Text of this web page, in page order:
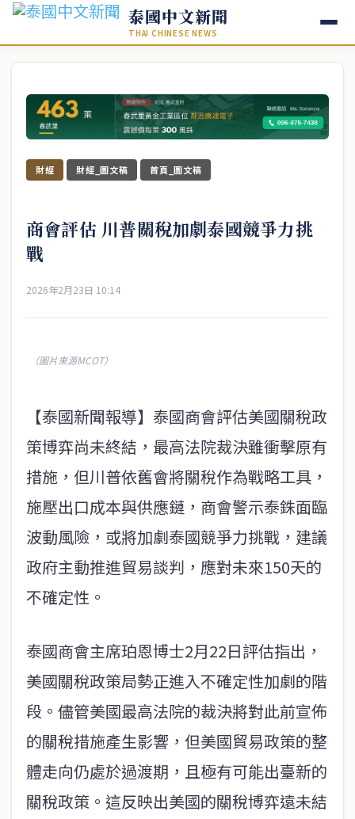
泰國中文新聞
THAI CHINESE NEWS
財經 財經_圖文稿 首頁_圖文稿
商會評估 川普關稅加劇泰國競爭力挑
戰
2026年2月23日 10:14
（圖片來源MCOT）
【泰國新聞報導】泰國商會評估美國關稅政
策博弈尚未終結，最高法院裁決雖衝擊原有
措施，但川普依舊會將關稅作為戰略工具，
施壓出口成本與供應鏈，商會警示泰銖面臨
波動風險，或將加劇泰國競爭力挑戰，建議
政府主動推進貿易談判，應對未來150天的
不確定性。
泰國商會主席珀恩博士2月22日評估指出，
美國關稅政策局勢正進入不確定性加劇的階
段。儘管美國最高法院的裁決將對此前宣佈
的關稅措施產生影響，但美國貿易政策的整
體走向仍處於過渡期，且極有可能出臺新的
關稅政策。這反映出美國的關稅博弈遠未結